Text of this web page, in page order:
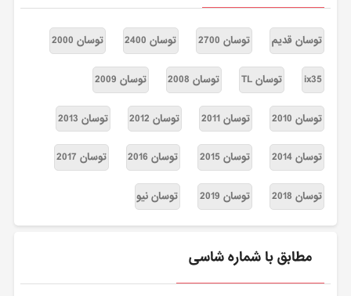
توسان قدیم توسان 2700 توسان 2400 توسان 2000
ix35 توسان TL توسان 2008 توسان 2009
توسان 2010 توسان 2011 توسان 2012 توسان 2013
توسان 2014 توسان 2015 توسان 2016 توسان 2017
توسان 2018 توسان 2019 توسان نیو
مطابق با شماره شاسی